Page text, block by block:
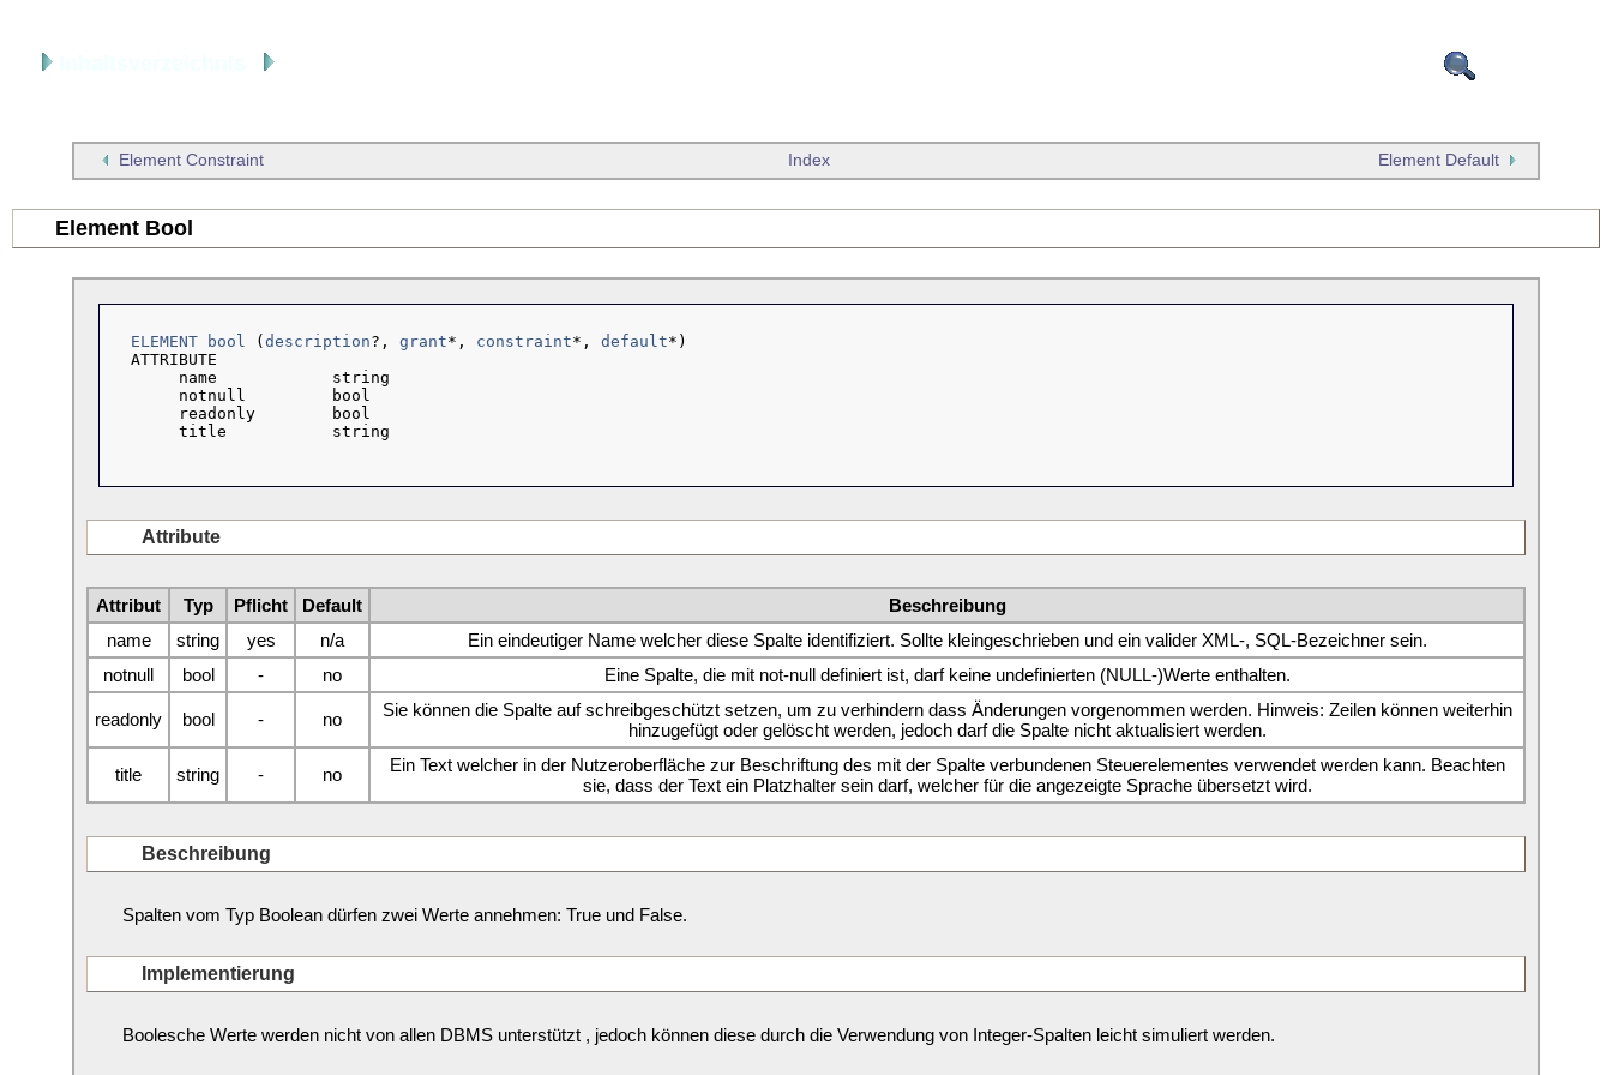
Element Constraint Index Element Default
Element Bool
ELEMENT bool ( description?, grant*, constraint*, default*)
  ATTRIBUTE
       name            string
       notnull         bool
       readonly        bool
       title           string
Attribute
Attribut Typ Pflicht Default
Beschreibung
name
string yes n/a
Ein eindeutiger Name welcher diese Spalte identifiziert. Sollte kleingeschrieben und ein valider XML-, SQL-Bezeichner sein.
notnull
bool - no Eine Spalte, die mit not-null definiert ist, darf keine undefinierten (NULL-)Werte enthalten.
readonly bool - no
Sie können die Spalte auf schreibgeschützt setzen, um zu verhindern dass Änderungen vorgenommen werden. Hinweis: Zeilen können weiterhin
hinzugefügt oder gelöscht werden, jedoch darf die Spalte nicht aktualisiert werden.
title string - no
Ein Text welcher in der Nutzeroberfläche zur Beschriftung des mit der Spalte verbundenen Steuerelementes verwendet werden kann. Beachten
sie, dass der Text ein Platzhalter sein darf, welcher für die angezeigte Sprache übersetzt wird.
Beschreibung
Spalten vom Typ Boolean dürfen zwei Werte annehmen: True und False.
Implementierung
Boolesche Werte werden nicht von allen DBMS unterstützt , jedoch können diese durch die Verwendung von Integer-Spalten leicht simuliert werden.